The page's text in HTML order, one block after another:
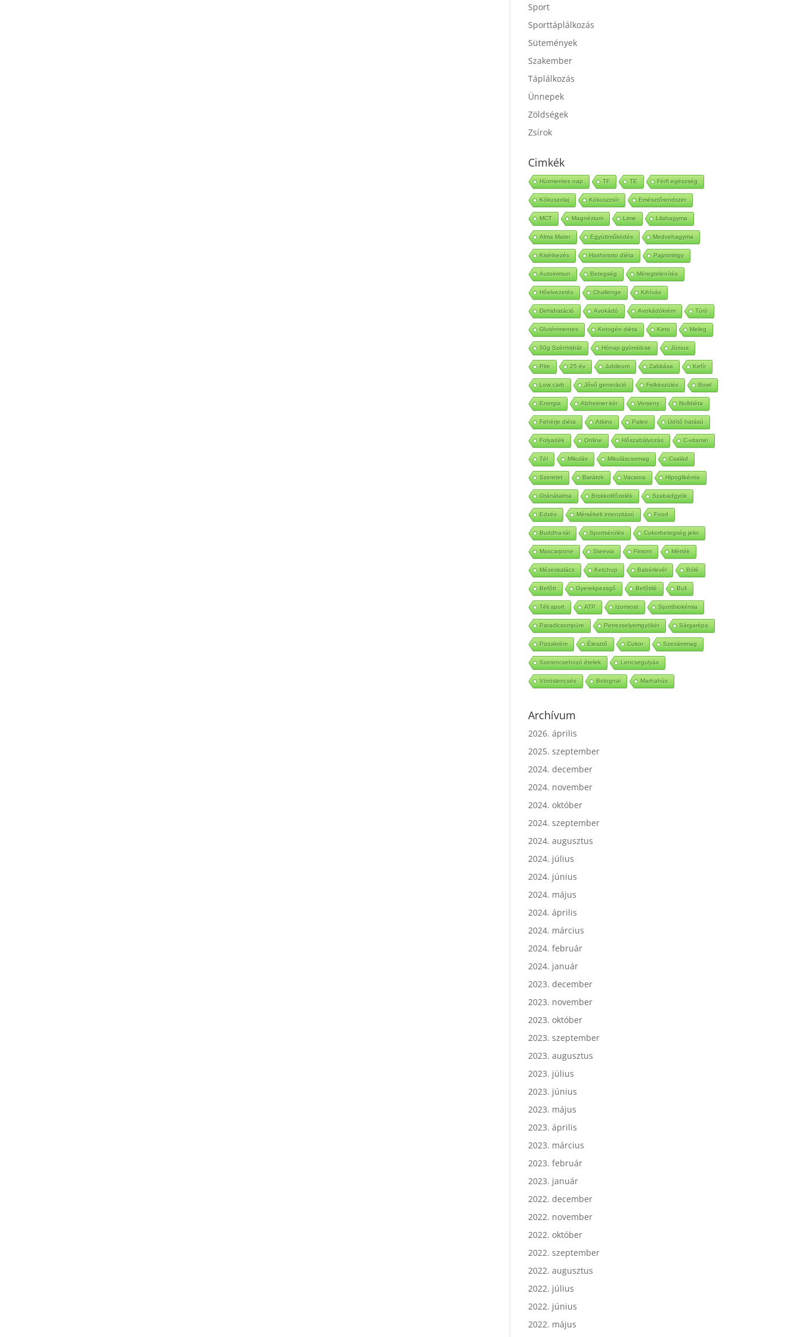
Sport
Sporttáplálkozás
Sütemények
Szakember
Táplálkozás
Ünnepek
Zöldségek
Zsírok
Cimkék
Húsmentes nap TF TE Férfi egészség
Kókuszolaj Kókuszzsír Emésztőrendszer
MCT Magnézium Lime Lilahagyma
Alma Mater Együttműködés Medvehagyma
Kisétkezés Hashimoto diéta Pajzsmirigy
Autoimmun Betegség Méregtelenítés
Hőelvezetés Challenge Kihívás
Dehidratáció Avokádó Avokádókrém Túró
Gluténmentes Ketogén diéta Keto Meleg
50g Szénhidrát Hónap gyümölcse Június
Pite 25 év Jubileum Zabkása Kefír
Low carb Jővő generáció Felkészülés Bowl
Energia Alzheimer kór Verseny Nulldiéta
Fehérje diéta Atkins Paleo Üdítő hatású
Folyadék Online Hőszabályozás C-vitamin
Tél Mikulás Mikuláscsomag Család
Szeretet Barátok Vacsora Hipoglikémia
Gránátalma Brokkolifőzelék Szabadgyök
Edzés Mérsékelt intenzitású Food
Buddha-tál Sportsérülés Cukorbetegség jelei
Mascarpone Steevia Fimom Mérték
Mézeskalács Ketchup Babérlevél Bólé
Befőtt Gyerekpezsgő Befőttlé Buli
Téli sport ATP Izomrost Sportbiokémia
Paradicsompüre Petrezselyemgyökér Sárgarépa
Pizzakrém Élesztő Cukor Szezámmag
Szerencsehozó ételek Lencsegulyás
Vöröslencsés Bolognai Marhahús
Archívum
2026. április
2025. szeptember
2024. december
2024. november
2024. október
2024. szeptember
2024. augusztus
2024. július
2024. június
2024. május
2024. április
2024. március
2024. február
2024. január
2023. december
2023. november
2023. október
2023. szeptember
2023. augusztus
2023. július
2023. június
2023. május
2023. április
2023. március
2023. február
2023. január
2022. december
2022. november
2022. október
2022. szeptember
2022. augusztus
2022. július
2022. június
2022. május